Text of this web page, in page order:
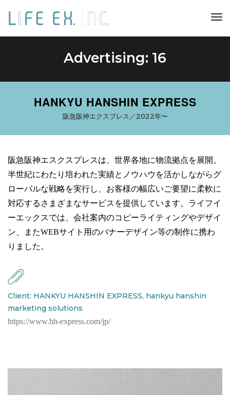
Advertising: 16
HANKYU HANSHIN EXPRESS
阪急阪神エクスプレス／2022年〜
阪急阪神エスクスプレスは、世界各地に物流拠点を展開。
半世紀にわたり培われた実績とノウハウを活かしながらグ
ローバルな戦略を実行し、お客様の幅広いご要望に柔軟に
対応するさまざまなサービスを提供しています。ライフイ
ーエックスでは、会社案内のコピーライティングやデザイ
ン、またWEBサイト用のバナーデザイン等の制作に携わ
りました。
Client: HANKYU HANSHIN EXPRESS, hankyu hanshin
marketing solutions
https://www.hh-express.com/jp/